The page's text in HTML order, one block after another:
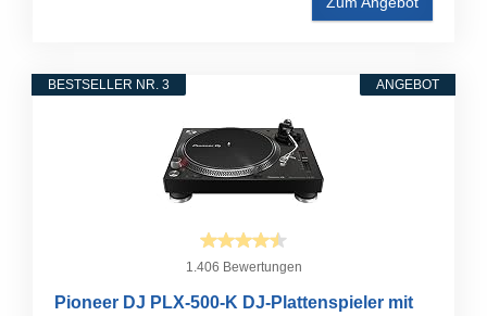
ANGEBOT
BESTSELLER NR. 3
1.406 Bewertungen
Pioneer DJ PLX-500-K DJ-Plattenspieler mit